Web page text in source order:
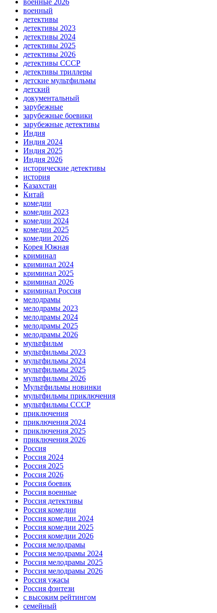
военные 2026
военный
детективы
детективы 2023
детективы 2024
детективы 2025
детективы 2026
детективы СССР
детективы триллеры
детские мультфильмы
детский
документальный
зарубежные
зарубежные боевики
зарубежные детективы
Индия
Индия 2024
Индия 2025
Индия 2026
исторические детективы
история
Казахстан
Китай
комедии
комедии 2023
комедии 2024
комедии 2025
комедии 2026
Корея Южная
криминал
криминал 2024
криминал 2025
криминал 2026
криминал Россия
мелодрамы
мелодрамы 2023
мелодрамы 2024
мелодрамы 2025
мелодрамы 2026
мультфильм
мультфильмы 2023
мультфильмы 2024
мультфильмы 2025
мультфильмы 2026
Мультфильмы новинки
мультфильмы приключения
мультфильмы СССР
приключения
приключения 2024
приключения 2025
приключения 2026
Россия
Россия 2024
Россия 2025
Россия 2026
Россия боевик
Россия военные
Россия детективы
Россия комедии
Россия комедии 2024
Россия комедии 2025
Россия комедии 2026
Россия мелодрамы
Россия мелодрамы 2024
Россия мелодрамы 2025
Россия мелодрамы 2026
Россия ужасы
Россия фэнтези
с высоким рейтингом
семейный